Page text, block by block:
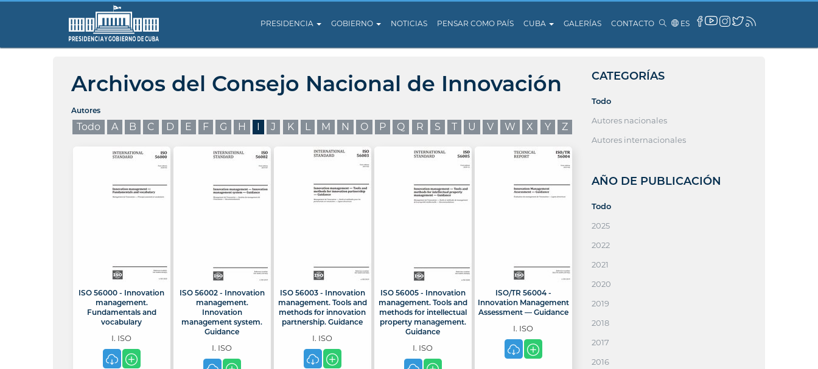
PRESIDENCIA GOBIERNO NOTICIAS PENSAR COMO PAÍS CUBA GALERÍAS CONTACTO ES
Archivos del Consejo Nacional de Innovación
Autores
Todo A B C D E F G H I J K L M N O P Q R S T U V W X Y Z
ISO 56000 - Innovation
management.
Fundamentals and
vocabulary
I. ISO
ISO 56002 - Innovation
management.
Innovation
management system.
Guidance
I. ISO
ISO 56003 - Innovation
management. Tools and
methods for innovation
partnership. Guidance
I. ISO
ISO 56005 - Innovation
management. Tools and
methods for intellectual
property management.
Guidance
I. ISO
ISO/TR 56004 -
Innovation Management
Assessment — Guidance
I. ISO
CATEGORÍAS
Todo
Autores nacionales
Autores internacionales
AÑO DE PUBLICACIÓN
Todo
2025
2022
2021
2020
2019
2018
2017
2016